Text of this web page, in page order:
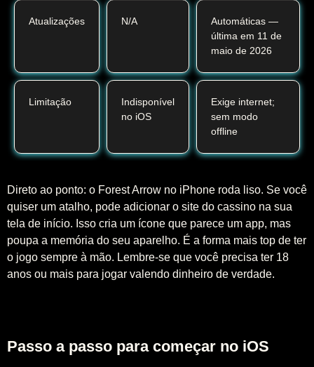
Atualizações N/A
Automáticas —
última em 11 de
maio de 2026
Limitação
Indisponível
no iOS
Exige internet;
sem modo
offline
Direto ao ponto: o Forest Arrow no iPhone roda liso. Se você
quiser um atalho, pode adicionar o site do cassino na sua
tela de início. Isso cria um ícone que parece um app, mas
poupa a memória do seu aparelho. É a forma mais top de ter
o jogo sempre à mão. Lembre-se que você precisa ter 18
anos ou mais para jogar valendo dinheiro de verdade.
Passo a passo para começar no iOS